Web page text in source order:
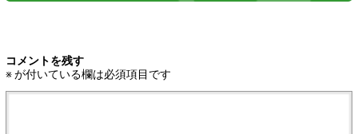
コメントを残す
※が付いている欄は必須項目です